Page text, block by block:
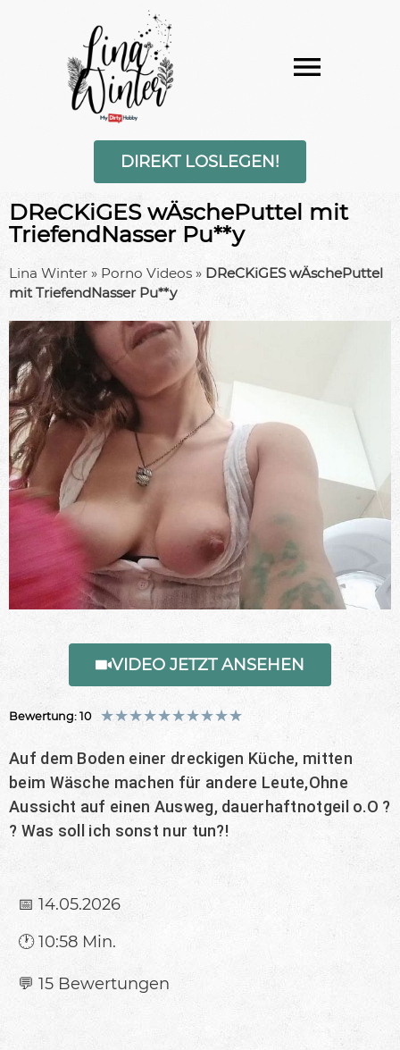
DIREKT LOSLEGEN!
DReCKiGES wÄschePuttel mit
TriefendNasser Pu**y
Lina Winter » Porno Videos » DReCKiGES wÄschePuttel
mit TriefendNasser Pu**y
VIDEO JETZT ANSEHEN
Bewertung: 10 ★★★★★★★★★★
Auf dem Boden einer dreckigen Küche, mitten
beim Wäsche machen für andere Leute,Ohne
Aussicht auf einen Ausweg, dauerhaftnotgeil o.O ?
? Was soll ich sonst nur tun?!
📅 14.05.2026
🕐 10:58 Min.
💬 15 Bewertungen